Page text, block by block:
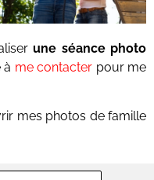
une séance photo
à me contacter pour me
mes photos de famille